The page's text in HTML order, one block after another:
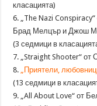
класацията)
6. „The Nazi Conspiracy“
Брад Мелцър и Джош
(3 седмици в
7. „Straight Shooter“ от
8. „Приятели,
(13 седмици в
9. „All About Love“ от